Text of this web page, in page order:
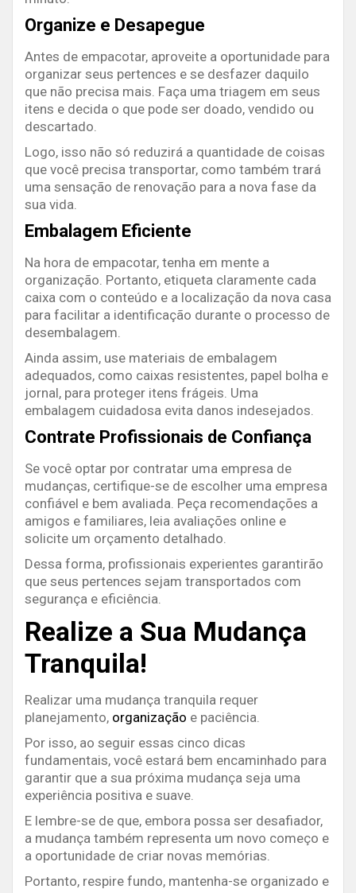
Organize e Desapegue
Antes de empacotar, aproveite a oportunidade para
organizar seus pertences e se desfazer daquilo
que não precisa mais. Faça uma triagem em seus
itens e decida o que pode ser doado, vendido ou
descartado.
Logo, isso não só reduzirá a quantidade de coisas
que você precisa transportar, como também trará
uma sensação de renovação para a nova fase da
sua vida.
Embalagem Eficiente
Na hora de empacotar, tenha em mente a
organização. Portanto, etiqueta claramente cada
caixa com o conteúdo e a localização da nova casa
para facilitar a identificação durante o processo de
desembalagem.
Ainda assim, use materiais de embalagem
adequados, como caixas resistentes, papel bolha e
jornal, para proteger itens frágeis. Uma
embalagem cuidadosa evita danos indesejados.
Contrate Profissionais de Confiança
Se você optar por contratar uma empresa de
mudanças, certifique-se de escolher uma empresa
confiável e bem avaliada. Peça recomendações a
amigos e familiares, leia avaliações online e
solicite um orçamento detalhado.
Dessa forma, profissionais experientes garantirão
que seus pertences sejam transportados com
segurança e eficiência.
Realize a Sua Mudança
Tranquila!
Realizar uma mudança tranquila requer
planejamento, organização e paciência.
Por isso, ao seguir essas cinco dicas
fundamentais, você estará bem encaminhado para
garantir que a sua próxima mudança seja uma
experiência positiva e suave.
E lembre-se de que, embora possa ser desafiador,
a mudança também representa um novo começo e
a oportunidade de criar novas memórias.
Portanto, respire fundo, mantenha-se organizado e